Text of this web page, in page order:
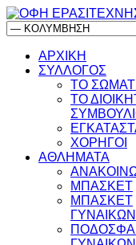
ΑΡΧΙΚΗ
ΣΥΛΛΟΓΟΣ
ΤΟ
ΤΟ
ΧΟΡΗΓΟΙ
ΑΘΛΗΜΑΤΑ
ΜΠΑΣΚΕΤ
ΜΠΑΣΚΕΤ
ΓΥΝΑΙΚΩΝ